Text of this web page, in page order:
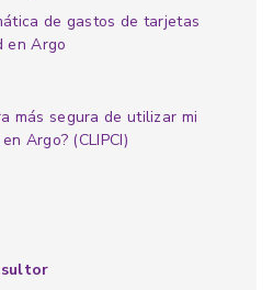
de gastos de tarjetas
en Argo
más segura de utilizar mi
Argo? (CLIPCI)